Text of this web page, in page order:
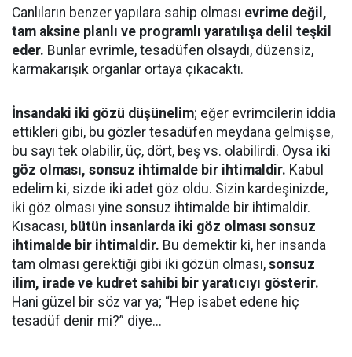
Canlıların benzer yapılara sahip olması evrime değil,
tam aksine planlı ve programlı yaratılışa delil teşkil
eder. Bunlar evrimle, tesadüfen olsaydı, düzensiz,
karmakarışık organlar ortaya çıkacaktı.
İnsandaki iki gözü düşünelim; eğer evrimcilerin iddia
ettikleri gibi, bu gözler tesadüfen meydana gelmişse,
bu sayı tek olabilir, üç, dört, beş vs. olabilirdi. Oysa iki
göz olması, sonsuz ihtimalde bir ihtimaldir. Kabul
edelim ki, sizde iki adet göz oldu. Sizin kardeşinizde,
iki göz olması yine sonsuz ihtimalde bir ihtimaldir.
Kısacası, bütün insanlarda iki göz olması sonsuz
ihtimalde bir ihtimaldir. Bu demektir ki, her insanda
tam olması gerektiği gibi iki gözün olması, sonsuz
ilim, irade ve kudret sahibi bir yaratıcıyı gösterir.
Hani güzel bir söz var ya; “Hep isabet edene hiç
tesadüf denir mi?” diye...